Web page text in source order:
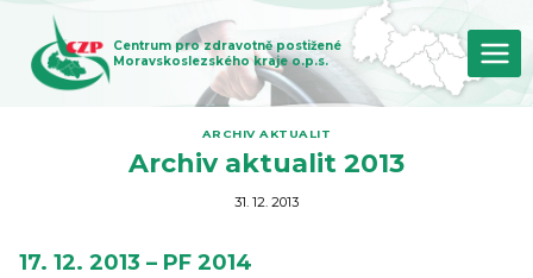
Přeskočit
obsah
Centrum pro zdravotně postižené
Moravskoslezského kraje o.p.s.
ARCHIV AKTUALIT
Archiv aktualit 2013
31. 12. 2013
17. 12. 2013 – PF 2014